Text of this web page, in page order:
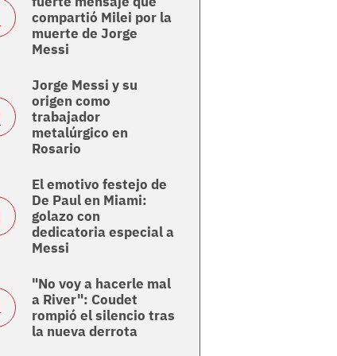
compartió Milei por la
muerte de Jorge
Messi
Jorge Messi y su
origen como
trabajador
metalúrgico en
Rosario
El emotivo festejo de
De Paul en Miami:
golazo con
dedicatoria especial a
Messi
"No voy a hacerle mal
a River": Coudet
rompió el silencio tras
la nueva derrota